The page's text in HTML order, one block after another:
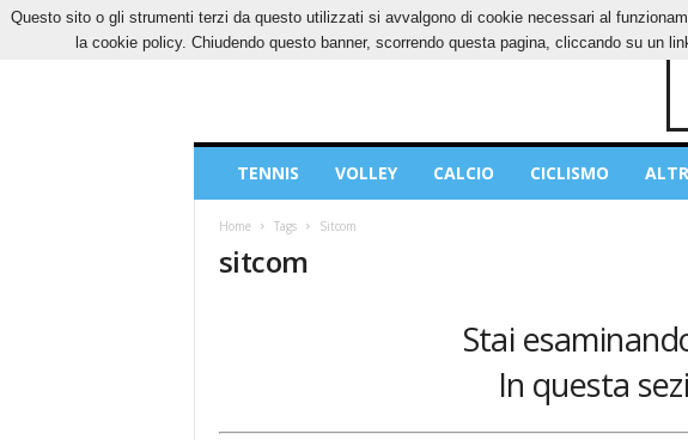
SABATO, 8 AGOSTO 2026 CONTATTI COOKIES PRIVACY POLICY
Sport
TENNIS VOLLEY CALCIO CICLISMO
Home Tags Sitcom
sitcom
Stai
In questa
Questo sito o gli strumenti terzi da questo utilizzati si avvalgono di cookie necessari al
la cookie policy. Chiudendo questo banner, scorrendo questa pagina, cliccando su un